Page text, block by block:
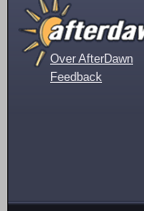
Over AfterDawn
Feedback